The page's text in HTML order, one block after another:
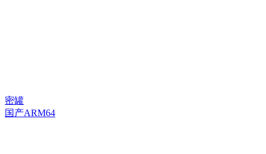
密罐
国产ARM64